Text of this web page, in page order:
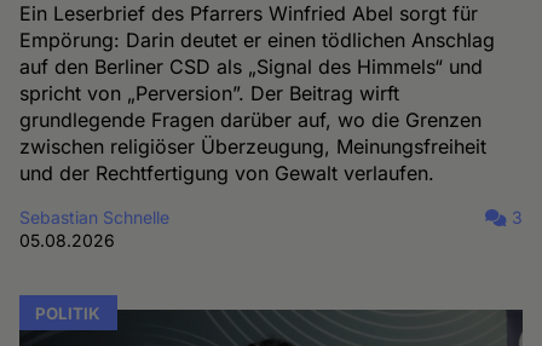
Ein Leserbrief des Pfarrers Winfried Abel sorgt für
Empörung: Darin deutet er einen tödlichen Anschlag
auf den Berliner CSD als „Signal des Himmels“ und
spricht von „Perversion”. Der Beitrag wirft
grundlegende Fragen darüber auf, wo die Grenzen
zwischen religiöser Überzeugung, Meinungsfreiheit
und der Rechtfertigung von Gewalt verlaufen.
Sebastian Schnelle
05.08.2026
3
POLITIK